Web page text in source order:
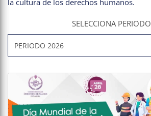
la cultura de los derechos humanos.
SELECCIONA PERIODO